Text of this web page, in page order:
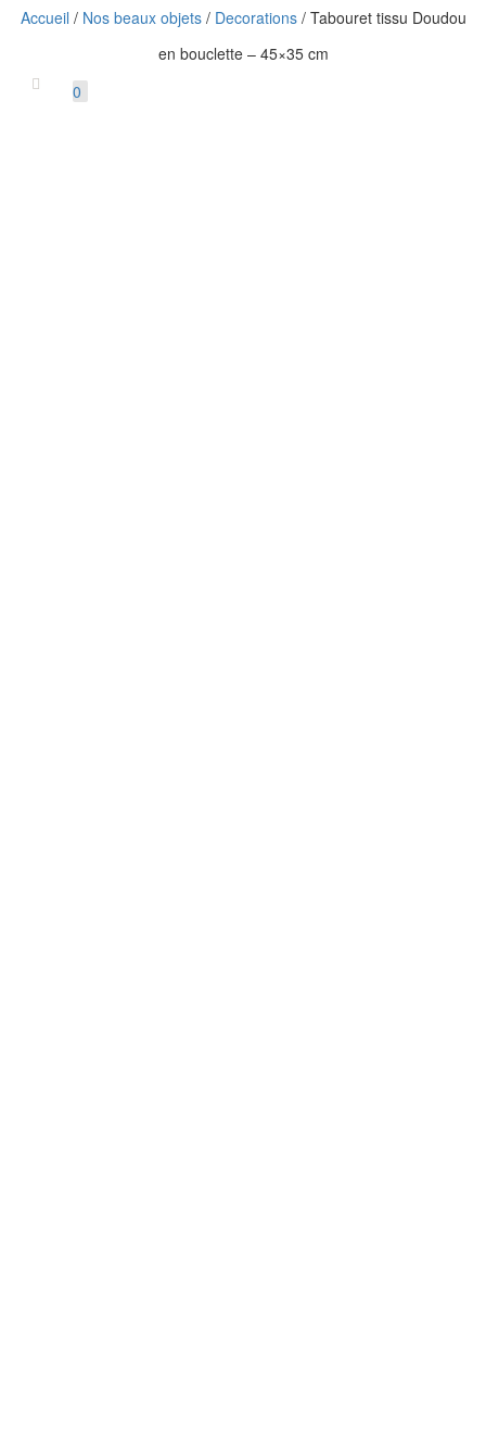
0
Accueil / Nos beaux objets/ Decorations/ Tabouret tissu Doudou
en bouclette – 45×35 cm